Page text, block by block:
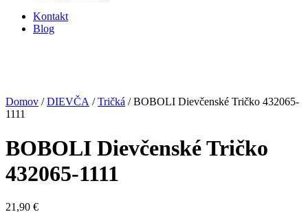
Kontakt
Blog
Domov /DIEVČA /Tričká / BOBOLI Dievčenské Tričko 432065-
1111
BOBOLI Dievčenské Tričko
432065-1111
21,90 €